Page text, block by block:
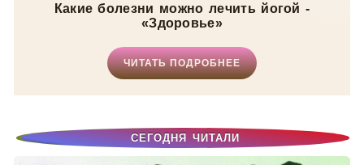
Какие болезни можно лечить йогой -
«Здоровье»
ЧИТАТЬ ПОДРОБНЕЕ
СЕГОДНЯ ЧИТАЛИ